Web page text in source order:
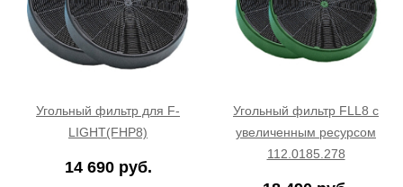
Угольный фильтр для F-
LIGHT(FHP8)
14 690 руб.
Угольный фильтр FLL8 с
увеличенным ресурсом
112.0185.278